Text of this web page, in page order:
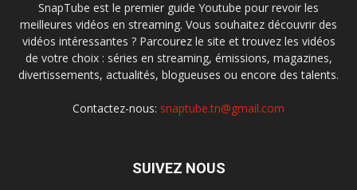
SnapTube est le premier guide Youtube pour revoir les
meilleures vidéos en streaming. Vous souhaitez découvrir des
vidéos intéressantes ? Parcourez le site et trouvez les vidéos
de votre choix : séries en streaming, émissions, magazines,
divertissements, actualités, blogueuses ou encore des talents.
Contactez-nous: snaptube.tn@gmail.com
SUIVEZ NOUS